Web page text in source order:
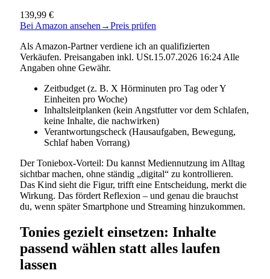
139,99 €
Bei Amazon ansehen →Preis prüfen
Als Amazon-Partner verdiene ich an qualifizierten
Verkäufen. Preisangaben inkl. USt.15.07.2026 16:24 Alle
Angaben ohne Gewähr.
Zeitbudget (z. B. X Hörminuten pro Tag oder Y
Einheiten pro Woche)
Inhaltsleitplanken (kein Angstfutter vor dem Schlafen,
keine Inhalte, die nachwirken)
Verantwortungscheck (Hausaufgaben, Bewegung,
Schlaf haben Vorrang)
Der Toniebox-Vorteil: Du kannst Mediennutzung im Alltag
sichtbar machen, ohne ständig „digital“ zu kontrollieren.
Das Kind sieht die Figur, trifft eine Entscheidung, merkt die
Wirkung. Das fördert Reflexion – und genau die brauchst
du, wenn später Smartphone und Streaming hinzukommen.
Tonies gezielt einsetzen: Inhalte
passend wählen statt alles laufen
lassen